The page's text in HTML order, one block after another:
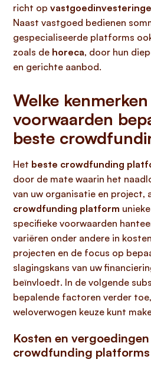
richt op
Naast vastgoed bedienen
gespecialiseerde platforms
zoals de horeca, door hun
en gerichte aanbod.
Welke
voorwaarden
beste
Het beste crowdfunding
door de mate waarin het
van uw organisatie en project,
crowdfunding platform
specifieke voorwaarden
variëren onder andere in
projecten en de focus op
slagingskans van uw
beïnvloedt. In de volgende
bepalende factoren verder
weloverwogen keuze kunt
Kosten en
crowdfunding platforms